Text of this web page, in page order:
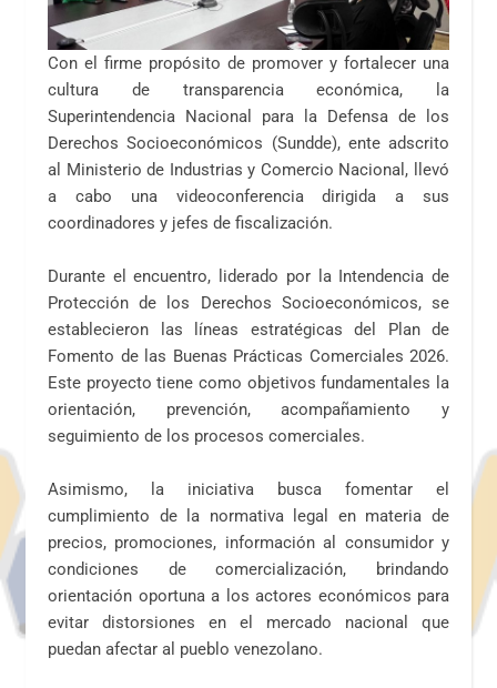
Con el firme propósito de promover y fortalecer una
cultura de transparencia económica, la
Superintendencia Nacional para la Defensa de los
Derechos Socioeconómicos (Sundde), ente adscrito
al Ministerio de Industrias y Comercio Nacional, llevó
a cabo una videoconferencia dirigida a sus
coordinadores y jefes de fiscalización.
Durante el encuentro, liderado por la Intendencia de
Protección de los Derechos Socioeconómicos, se
establecieron las líneas estratégicas del Plan de
Fomento de las Buenas Prácticas Comerciales 2026.
Este proyecto tiene como objetivos fundamentales la
orientación, prevención, acompañamiento y
seguimiento de los procesos comerciales.
Asimismo, la iniciativa busca fomentar el
cumplimiento de la normativa legal en materia de
precios, promociones, información al consumidor y
condiciones de comercialización, brindando
orientación oportuna a los actores económicos para
evitar distorsiones en el mercado nacional que
puedan afectar al pueblo venezolano.